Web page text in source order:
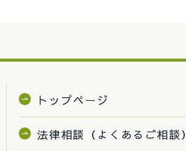
トップページ
法律相談（よくあるご相談）